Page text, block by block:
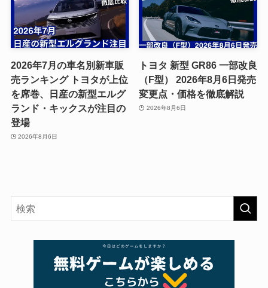
2026年7月の車名別新車販
売ランキング トヨタが上位
を席巻、日産の新型エルグ
ランド・キックスが注目の
登場
2026年8月6日
トヨタ 新型 GR86 一部改良
（F型） 2026年8月6日発売
変更点・価格を徹底解説
2026年8月6日